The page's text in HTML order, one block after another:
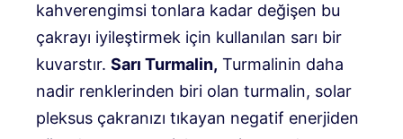
kahverengimsi tonlara kadar değişen bu
çakrayı iyileştirmek için kullanılan sarı bir
kuvarstır. Sarı Turmalin, Turmalinin daha
nadir renklerinden biri olan turmalin, solar
pleksus çakranızı tıkayan negatif enerjiden